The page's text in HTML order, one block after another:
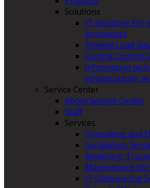
Solutions
IT solutions for
businesses
Firewall Load
Central Control
Information
infrastructure
Service Center
About Service Center
Staff
Services
Consulting and
Installation
Repairing,
Maintenance
IT Outsourcing